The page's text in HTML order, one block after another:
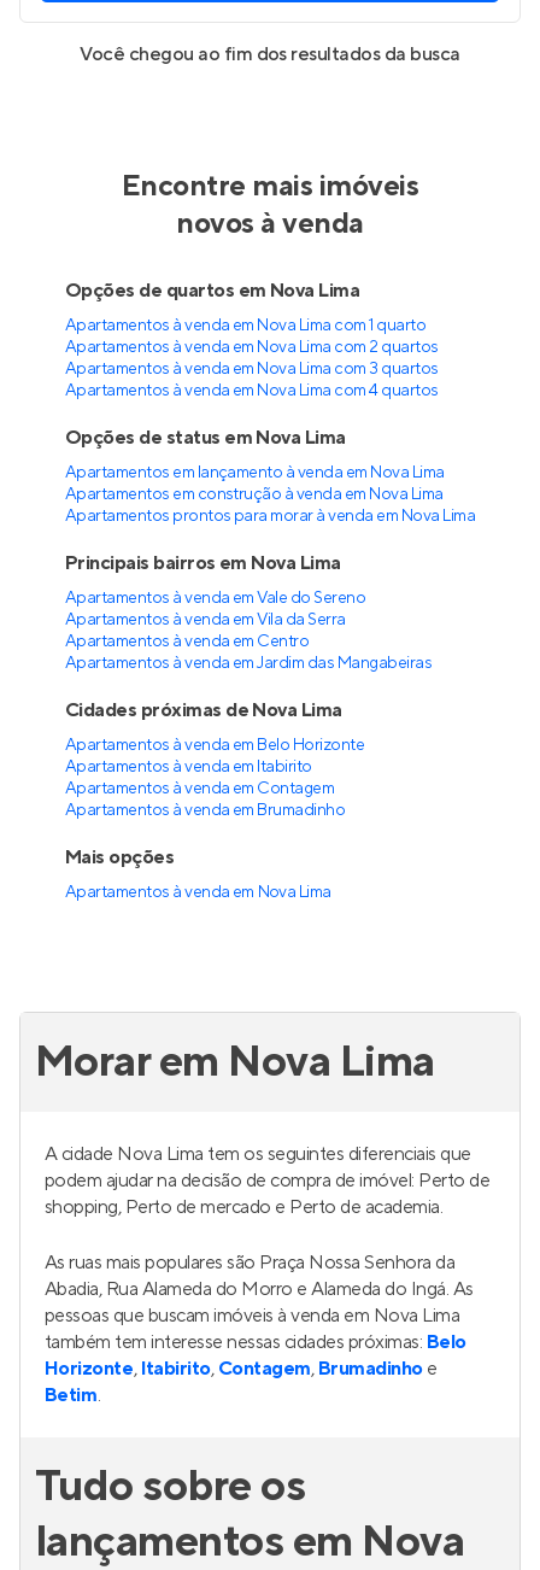
Você chegou ao fim dos resultados da busca
Encontre mais imóveis
novos à venda
Opções de quartos em Nova Lima
Apartamentos à venda em Nova Lima com 1 quarto
Apartamentos à venda em Nova Lima com 2 quartos
Apartamentos à venda em Nova Lima com 3 quartos
Apartamentos à venda em Nova Lima com 4 quartos
Opções de status em Nova Lima
Apartamentos em lançamento à venda em Nova Lima
Apartamentos em construção à venda em Nova Lima
Apartamentos prontos para morar à venda em Nova Lima
Principais bairros em Nova Lima
Apartamentos à venda em Vale do Sereno
Apartamentos à venda em Vila da Serra
Apartamentos à venda em Centro
Apartamentos à venda em Jardim das Mangabeiras
Cidades próximas de Nova Lima
Apartamentos à venda em Belo Horizonte
Apartamentos à venda em Itabirito
Apartamentos à venda em Contagem
Apartamentos à venda em Brumadinho
Mais opções
Apartamentos à venda em Nova Lima
Morar em Nova Lima
A cidade Nova Lima tem os seguintes diferenciais que
podem ajudar na decisão de compra de imóvel: Perto de
shopping, Perto de mercado e Perto de academia.
As ruas mais populares são Praça Nossa Senhora da
Abadia, Rua Alameda do Morro e Alameda do Ingá. As
pessoas que buscam imóveis à venda em Nova Lima
também tem interesse nessas cidades próximas: Belo
Horizonte, Itabirito, Contagem, Brumadinho e
Betim.
Tudo sobre os
lançamentos em Nova